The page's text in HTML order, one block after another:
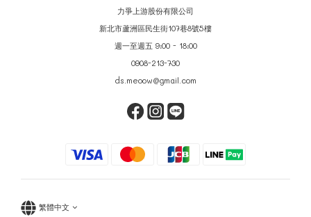
力爭上游股份有限公司
新北市蘆洲區民生街107巷8號5樓
週一至週五 9:00 - 18:00
0908-213-730
ds.meoow@gmail.com
繁體中文